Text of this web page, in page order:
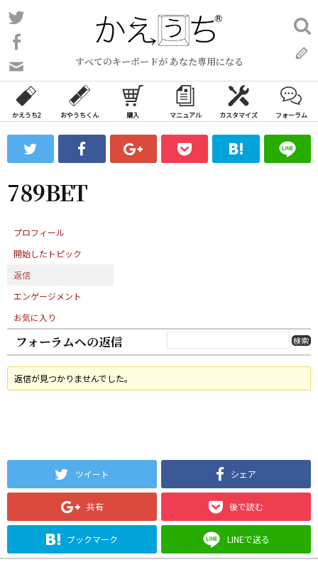
コ
ン
ン
ツ
ス
ッ
プ
すべてのキーボードが あなた専用になる
い
合
わ
フ
ォ
ム
検
索:
かえうち2 おやうちくん 購入 マニュアル カスタマイズ フォーラム
789BET
プロフィール
開始したトピック
返信
エンゲージメント
お気に入り
フォーラムへの返信
返信が見つかりませんでした。
ツイート シェア
共有 後で読む
ブックマーク LINEで送る